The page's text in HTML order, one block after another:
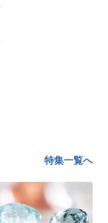
特集一覧へ